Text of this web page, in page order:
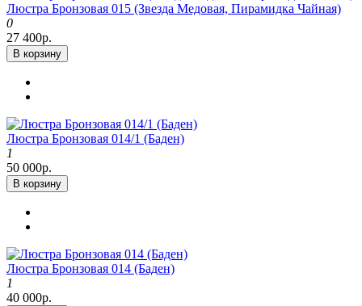
Люстра Бронзовая 015 (Звезда Медовая, Пирамидка Чайная)
0
27 400р.
В корзину
Люстра Бронзовая 014/1 (Баден)
1
50 000р.
В корзину
Люстра Бронзовая 014 (Баден)
1
40 000р.